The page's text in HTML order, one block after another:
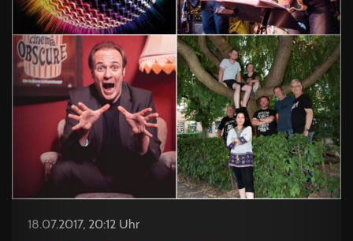
18.07.2017, 20:12 Uhr